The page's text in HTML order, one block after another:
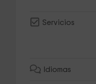
Servicios
Idiomas